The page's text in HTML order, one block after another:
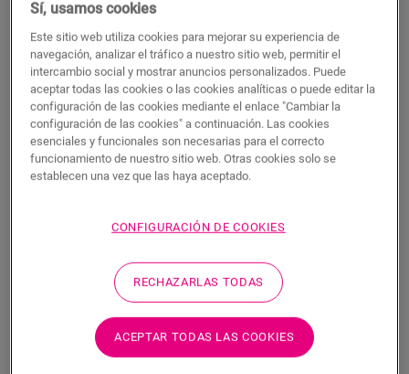
Cúter Vinyl
ACCESORIOS PARA VINILO
CÚTER PARA SUELOS DE VINILO
QSVKNIFEB
BUSCAR
Sí, usamos cookies
Este sitio web utiliza cookies para mejorar su experiencia de
navegación, analizar el tráfico a nuestro sitio web, permitir el
intercambio social y mostrar anuncios personalizados. Puede
aceptar todas las cookies o las cookies analíticas o puede editar la
configuración de las cookies mediante el enlace "Cambiar la
configuración de las cookies" a continuación. Las cookies
esenciales y funcionales son necesarias para el correcto
funcionamiento de nuestro sitio web. Otras cookies solo se
establecen una vez que las haya aceptado.
CONFIGURACIÓN DE COOKIES
RECHAZARLAS TODAS
ACEPTAR TODAS LAS COOKIES